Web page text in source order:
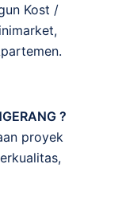
Kost /
?
proyek